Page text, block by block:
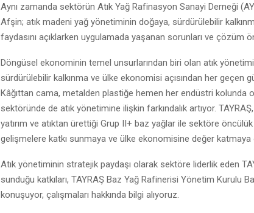
Aynı zamanda sektörün Atık Yağ Rafinasyon Sanayi Derneği
Afşin; atık madeni yağ yönetiminin doğaya, sürdürülebilir
faydasını açıklarken uygulamada yaşanan sorunları ve çözüm
Döngüsel ekonominin temel unsurlarından biri olan atık
sürdürülebilir kalkınma ve ülke ekonomisi açısından her geçen
Kâğıttan cama, metalden plastiğe hemen her endüstri kolunda
sektöründe de atık yönetimine ilişkin farkındalık artıyor.
yatırım ve atıktan ürettiği Grup II+ baz yağlar ile sektöre
gelişmelere katkı sunmaya ve ülke ekonomisine değer
Atık yönetiminin stratejik paydaşı olarak sektöre liderlik eden
sunduğu katkıları, TAYRAŞ Baz Yağ Rafinerisi Yönetim Kurulu
konuşuyor, çalışmaları hakkında bilgi alıyoruz.